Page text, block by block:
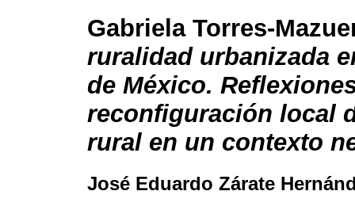
Gabriela Torres-
ruralidad urbanizada
de México.
reconfiguración local
rural en un contexto
José Eduardo Zárate